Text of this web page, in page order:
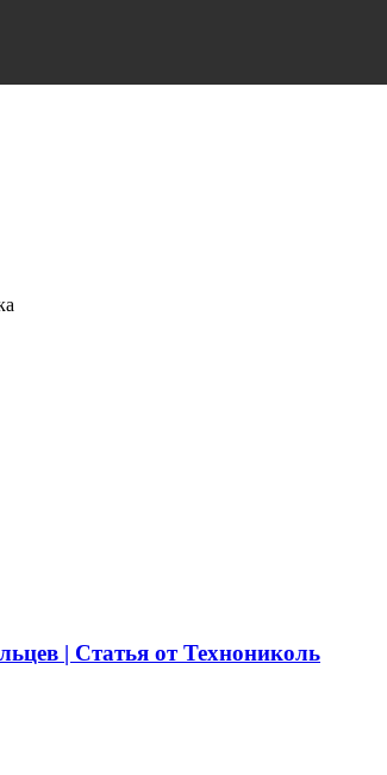
| Статья от Технониколь